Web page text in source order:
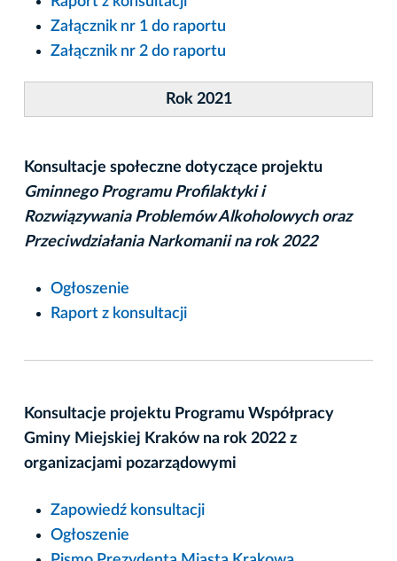
Załącznik nr 1 do raportu
Załącznik nr 2 do raportu
Rok 2021
Konsultacje społeczne dotyczące projektu
Gminnego Programu Profilaktyki i
Rozwiązywania Problemów Alkoholowych oraz
Przeciwdziałania Narkomanii na rok 2022
Ogłoszenie
Raport z konsultacji
Konsultacje projektu Programu Współpracy
Gminy Miejskiej Kraków na rok 2022 z
organizacjami pozarządowymi
Zapowiedź konsultacji
Ogłoszenie